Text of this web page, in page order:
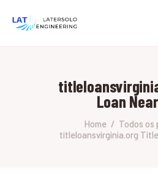
Loan
Home
Todos os
titleloansvirginia.org
HOME
SOBRE A LATERSOLO
ENGINEERING
MERCADOS & SERVIÇOS